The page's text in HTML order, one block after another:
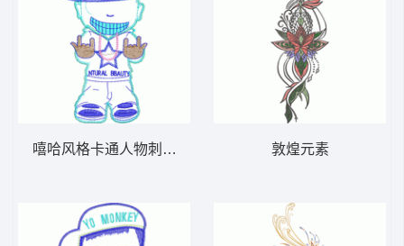
嘻哈风格卡通人物刺绣图案 贴布人物公仔系
敦煌元素